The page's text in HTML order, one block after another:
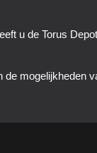
u de Torus
mogelijkheden